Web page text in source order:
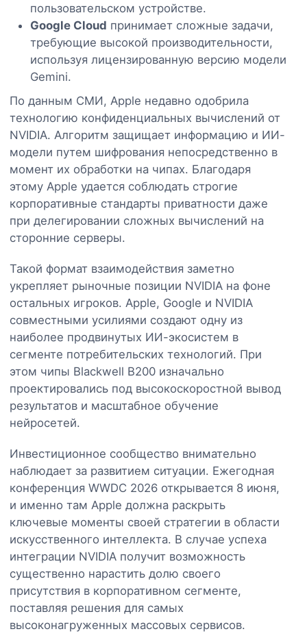
пользовательском устройстве.
Google Cloud принимает сложные задачи,
требующие высокой производительности,
используя лицензированную версию модели
Gemini.
По данным СМИ, Apple недавно одобрила
технологию конфиденциальных вычислений от
NVIDIA. Алгоритм защищает информацию и ИИ-
модели путем шифрования непосредственно в
момент их обработки на чипах. Благодаря
этому Apple удается соблюдать строгие
корпоративные стандарты приватности даже
при делегировании сложных вычислений на
сторонние серверы.
Такой формат взаимодействия заметно
укрепляет рыночные позиции NVIDIA на фоне
остальных игроков. Apple, Google и NVIDIA
совместными усилиями создают одну из
наиболее продвинутых ИИ-экосистем в
сегменте потребительских технологий. При
этом чипы Blackwell B200 изначально
проектировались под высокоскоростной вывод
результатов и масштабное обучение
нейросетей.
Инвестиционное сообщество внимательно
наблюдает за развитием ситуации. Ежегодная
конференция WWDC 2026 открывается 8 июня,
и именно там Apple должна раскрыть
ключевые моменты своей стратегии в области
искусственного интеллекта. В случае успеха
интеграции NVIDIA получит возможность
существенно нарастить долю своего
присутствия в корпоративном сегменте,
поставляя решения для самых
высоконагруженных массовых сервисов.